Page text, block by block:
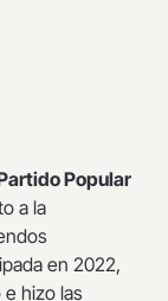
Popular
a la
en 2022,
hizo las